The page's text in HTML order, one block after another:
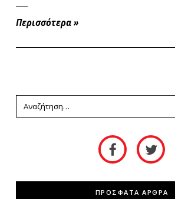
Περισσότερα »
ΠΡΟΣΦΑΤΑ ΑΡΘΡΑ